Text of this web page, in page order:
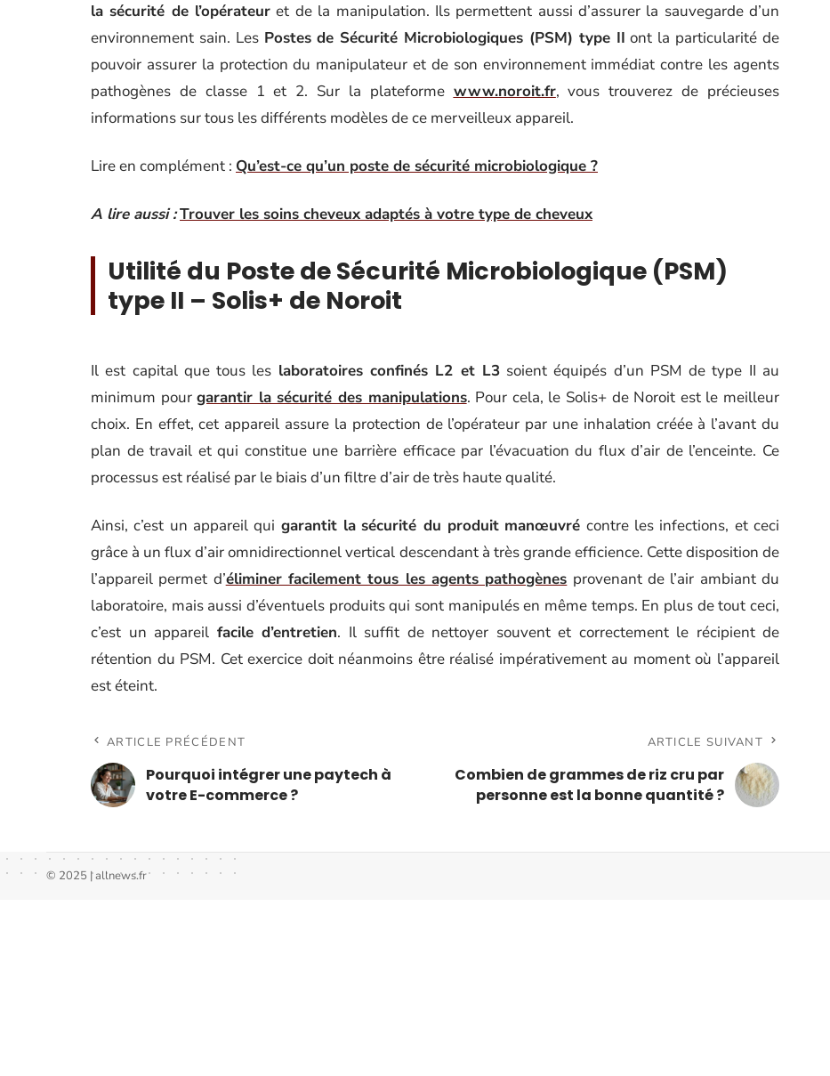
la sécurité de l’opérateur et de la manipulation. Ils permettent aussi d’assurer la sauvegarde d’un
environnement sain. Les Postes de Sécurité Microbiologiques (PSM) type II ont la particularité de
pouvoir assurer la protection du manipulateur et de son environnement immédiat contre les agents
pathogènes de classe 1 et 2. Sur la plateforme www.noroit.fr, vous trouverez de précieuses
informations sur tous les différents modèles de ce merveilleux appareil.
Lire en complément : Qu’est-ce qu’un poste de sécurité microbiologique ?
A lire aussi :Trouver les soins cheveux adaptés à votre type de cheveux
Utilité du Poste de Sécurité Microbiologique (PSM)
type II – Solis+ de Noroit
Il est capital que tous les laboratoires confinés L2 et L3soient équipés d’un PSM de type II au
minimum pourgarantir la sécurité des manipulations. Pour cela, le Solis+ de Noroit est le meilleur
choix. En effet, cet appareil assure la protection de l’opérateur par une inhalation créée à l’avant du
plan de travail et qui constitue une barrière efficace par l’évacuation du flux d’air de l’enceinte. Ce
processus est réalisé par le biais d’un filtre d’air de très haute qualité.
Ainsi, c’est un appareil qui garantit la sécurité du produit manœuvré contre les infections, et ceci
grâce à un flux d’air omnidirectionnel vertical descendant à très grande efficience. Cette disposition de
l’appareil permet d’éliminer facilement tous les agents pathogènes provenant de l’air ambiant du
laboratoire, mais aussi d’éventuels produits qui sont manipulés en même temps. En plus de tout ceci,
c’est un appareil facile d’entretien. Il suffit de nettoyer souvent et correctement le récipient de
rétention du PSM. Cet exercice doit néanmoins être réalisé impérativement au moment où l’appareil
est éteint.
ARTICLE PRÉCÉDENT
Pourquoi intégrer une paytech à
votre E-commerce ?
ARTICLE SUIVANT
Combien de grammes de riz cru par
personne est la bonne quantité ?
© 2025 | allnews.fr